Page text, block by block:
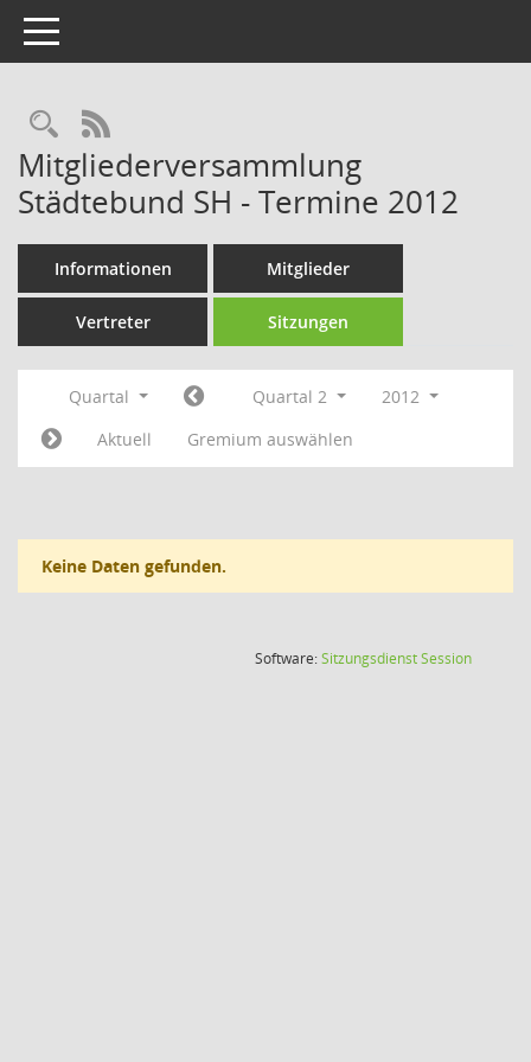
Toggle navigation
Rechercheauswahl
RSS-Feed
Mitgliederversammlung
Städtebund SH - Termine 2012
Informationen Mitglieder
Vertreter Sitzungen
Quartal Quartal 2
2012
Aktuell
Gremium auswählen
Keine Daten gefunden.
Software:SitzungsdienstSession(Wird in